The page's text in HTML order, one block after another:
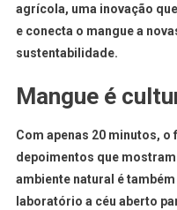
agrícola, uma inovação
e conecta o mangue a
sustentabilidade.
Mangue é
Com apenas 20 minutos,
depoimentos que
ambiente natural é também
laboratório a céu aberto